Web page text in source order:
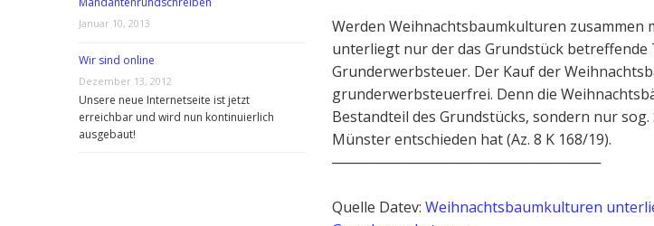
Januar 10, 2013
Wir sind online
Dezember 13, 2012
Unsere neue Internetseite ist jetzt
erreichbar und wird nun kontinuierlich
ausgebaut!
Werden Weihnachtsbaumkulturen zusammen
unterliegt nur der das Grundstück betreffende
Grunderwerbsteuer. Der Kauf der
grunderwerbsteuerfrei. Denn die
Bestandteil des Grundstücks, sondern nur sog.
Münster entschieden hat (Az. 8 K 168/19).
───────────────────────────
Quelle Datev: Weihnachtsbaumkulturen